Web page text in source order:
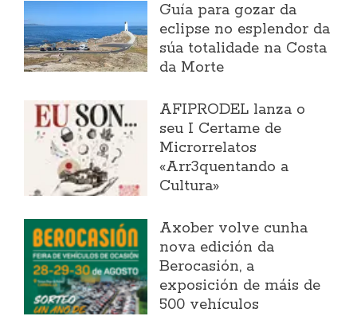
Guía para gozar da
eclipse no esplendor da
súa totalidade na Costa
da Morte
AFIPRODEL lanza o
seu I Certame de
Microrrelatos
«Arr3quentando a
Cultura»
Axober volve cunha
nova edición da
Berocasión, a
exposición de máis de
500 vehículos